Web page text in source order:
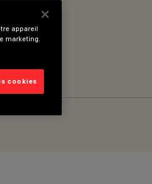
appareil
marketing.
cookies